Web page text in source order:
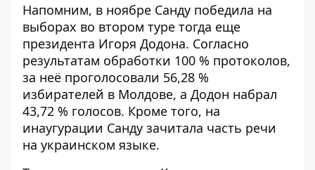
Напомним, в ноябре Санду победила на
выборах во втором туре тогда еще
президента Игоря Додона. Согласно
результатам обработки 100 % протоколов,
за неё проголосовали 56,28 %
избирателей в Молдове, а Додон набрал
43,72 % голосов. Кроме того, на
инаугурации Санду зачитала часть речи
на украинском языке.